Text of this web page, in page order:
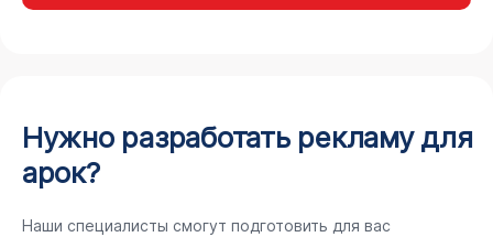
Нужно разработать рекламу для
арок?
Наши специалисты смогут подготовить для вас